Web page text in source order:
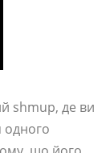
shmup, де ви
одного